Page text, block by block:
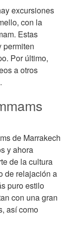
excursiones
con la
Estas
permiten
Por último,
a otros
de Marrakech
y ahora
de la cultura
de relajación a
puro estilo
con una gran
así como